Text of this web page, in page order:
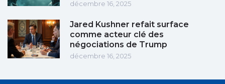
décembre 16, 2025
Jared Kushner refait surface
comme acteur clé des
négociations de Trump
décembre 16, 2025